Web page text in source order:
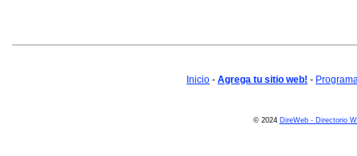
Inicio - Agrega tu sitio web! -
© 2024 DireWeb - Directorio